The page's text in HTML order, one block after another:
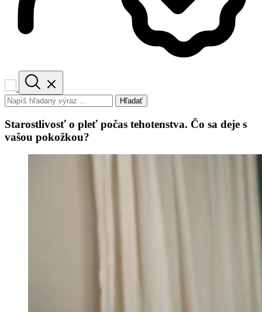
Hľadať
Starostlivosť o pleť počas tehotenstva. Čo sa deje s
vašou pokožkou?